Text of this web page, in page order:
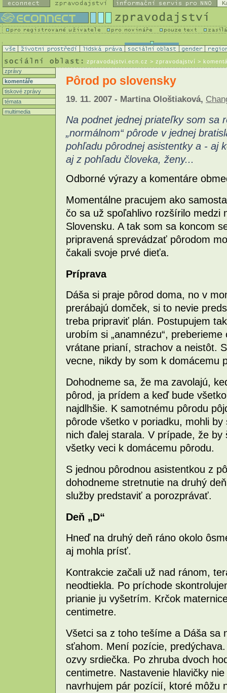
zpravodajstvi.ecn.cz > zpravodajství >
zprávy
komentáře
tiskové zprávy
témata
multimedia
Pôrod po slovensky
19. 11. 2007 - Martina Ološtiaková,
Na podnet jednej priateľky som sa
„normálnom“ pôrode v jednej
pohľadu pôrodnej asistentky a - aj
aj z pohľadu človeka, ženy...
Odborné výrazy a komentáre
Momentálne pracujem ako
čo sa už spoľahlivo rozšírilo medzi
Slovensku. A tak som sa koncom
pripravená sprevádzať pôrodom
čakali svoje prvé dieťa.
Príprava
Dáša si praje pôrod doma, no v
prerábajú domček, si to nevie
treba pripraviť plán. Postupujem
urobím si „anamnézu“,
vrátane prianí, strachov a neistôt.
vecne, nikdy by som k domácemu
Dohodneme sa, že ma zavolajú,
pôrod, ja prídem a keď bude
najdlhšie. K samotnému pôrodu
pôrode všetko v poriadku, mohli
nich ďalej starala. V prípade, že
všetky veci k domácemu pôrodu.
S jednou pôrodnou asistentkou z
dohodneme stretnutie na druhý
služby predstaviť a porozprávať.
Deň „D“
Hneď na druhý deň ráno okolo
aj mohla prísť.
Kontrakcie začali už nad ránom,
neodtiekla. Po príchode
prianie ju vyšetrím. Krčok
centimetre.
Všetci sa z toho tešíme a Dáša sa
sťahom. Mení pozície,
ozvy srdiečka. Po zhruba dvoch
centimetre. Nastavenie hlavičky
navrhujem pár pozícií, ktoré môžu